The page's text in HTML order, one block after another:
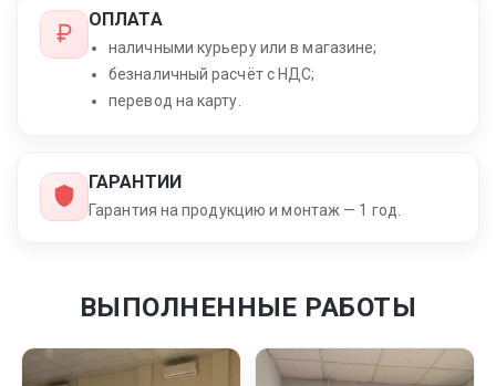
ОПЛАТА
наличными курьеру или в магазине;
безналичный расчёт с НДС;
перевод на карту.
ГАРАНТИИ
Гарантия на продукцию и монтаж — 1 год.
ВЫПОЛНЕННЫЕ РАБОТЫ